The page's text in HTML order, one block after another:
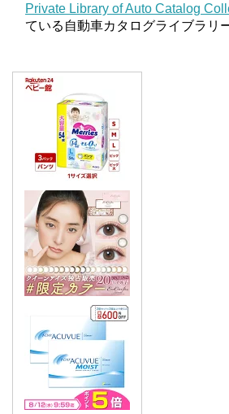
Private Library of Auto Catalog
ている自動車カタログライブラリ